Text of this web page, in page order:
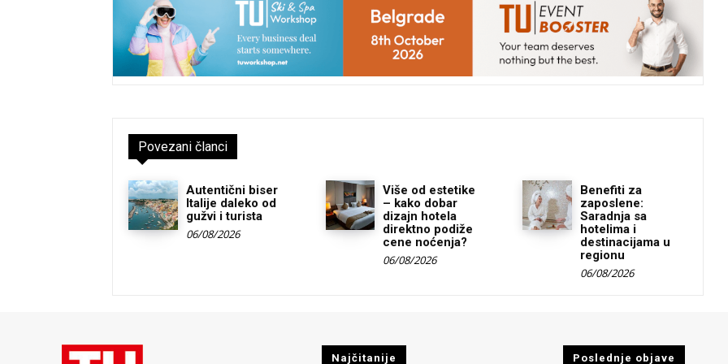
Povezani članci
Autentični biser
Italije daleko od
gužvi i turista
06/08/2026
Više od estetike
– kako dobar
dizajn hotela
direktno podiže
cene noćenja?
06/08/2026
Benefiti za
zaposlene:
Saradnja sa
hotelima i
destinacijama u
regionu
06/08/2026
Najčitanije Poslednje objave